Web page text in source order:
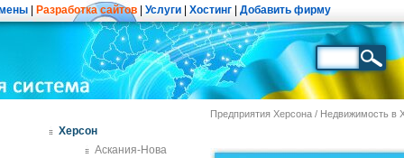
Разработка сайтов Услуги Хостинг Добавить фирму
Херсон
Аскания-Нова
Предприятия Херсона / Недвижимость в